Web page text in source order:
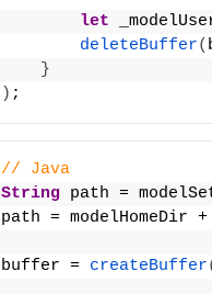
let
deleteBuffer(
}
) ;
// Java
String path =
path = modelHomeDir
buffer = createBuffer